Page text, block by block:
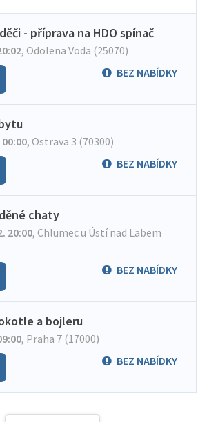
- příprava na HDO spínač
, Odolena Voda (25070)
BEZ NABÍDKY
, Ostrava 3 (70300)
BEZ NABÍDKY
chaty
20:00, Chlumec u Ústí nad Labem
BEZ NABÍDKY
a bojleru
, Praha 7 (17000)
BEZ NABÍDKY